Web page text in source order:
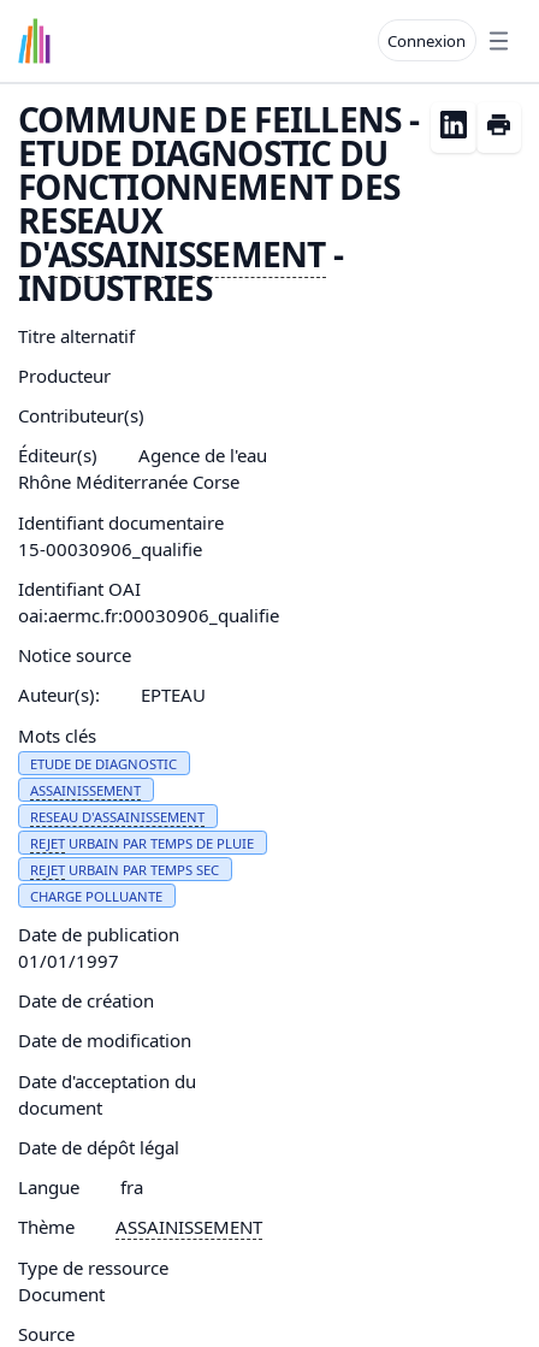
Connexion
COMMUNE DE FEILLENS -
ETUDE DIAGNOSTIC DU
FONCTIONNEMENT DES
RESEAUX
D'ASSAINISSEMENT-
INDUSTRIES
Titre alternatif
Producteur
Contributeur(s)
Éditeur(s)
Agence de l'eau
Rhône Méditerranée Corse
Identifiant documentaire
15-00030906_qualifie
Identifiant OAI
oai:aermc.fr:00030906_qualifie
Notice source
Auteur(s):
EPTEAU
Mots clés
ETUDE DE DIAGNOSTIC
ASSAINISSEMENT
RESEAU D'ASSAINISSEMENT
REJET URBAIN PAR TEMPS DE PLUIE
REJET URBAIN PAR TEMPS SEC
CHARGE POLLUANTE
Date de publication
01/01/1997
Date de création
Date de modification
Date d'acceptation du
document
Date de dépôt légal
Langue
fra
Thème
ASSAINISSEMENT
Type de ressource
Document
Source